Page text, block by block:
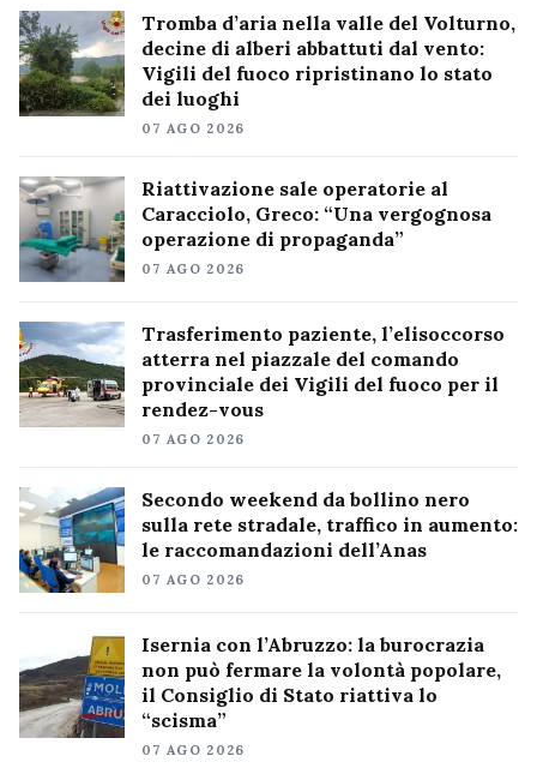
Tromba d’aria nella valle del Volturno,
decine di alberi abbattuti dal vento:
Vigili del fuoco ripristinano lo stato
dei luoghi
07 AGO 2026
Riattivazione sale operatorie al
Caracciolo, Greco: “Una vergognosa
operazione di propaganda”
07 AGO 2026
Trasferimento paziente, l’elisoccorso
atterra nel piazzale del comando
provinciale dei Vigili del fuoco per il
rendez-vous
07 AGO 2026
Secondo weekend da bollino nero
sulla rete stradale, traffico in aumento:
le raccomandazioni dell’Anas
07 AGO 2026
Isernia con l’Abruzzo: la burocrazia
non può fermare la volontà popolare,
il Consiglio di Stato riattiva lo
“scisma”
07 AGO 2026